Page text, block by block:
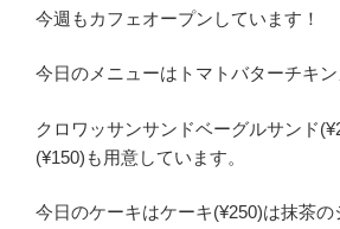
今週もカフェオープンしています！
今日のメニューはトマトバターチキ
クロワッサンサンドベーグルサンド
(¥150)も用意しています。
今日のケーキはケーキ(¥250)は抹茶